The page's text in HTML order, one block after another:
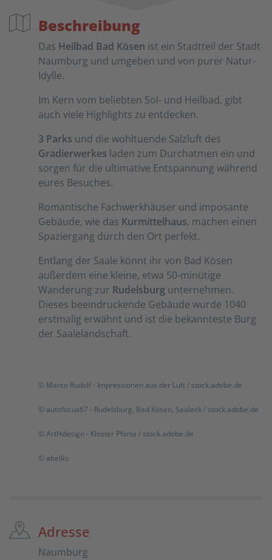
Beschreibung
Das Heilbad Bad Kösen ist ein Stadtteil der Stadt
Naumburg und umgeben und von purer Natur-
Idylle.
Im Kern vom beliebten Sol- und Heilbad, gibt
auch viele Highlights zu entdecken.
3 Parks und die wohltuende Salzluft des
Gradierwerkes laden zum Durchatmen ein und
sorgen für die ultimative Entspannung während
eures Besuches.
Romantische Fachwerkhäuser und imposante
Gebäude, wie das Kurmittelhaus, machen einen
Spaziergang durch den Ort perfekt.
Entlang der Saale könnt ihr von Bad Kösen
außerdem eine kleine, etwa 50-minütige
Wanderung zur Rudelsburg unternehmen.
Dieses beeindruckende Gebäude wurde 1040
erstmalig erwähnt und ist die bekannteste Burg
der Saalelandschaft.
© Marco Rudolf - Impressionen aus der Luft / stock.adobe.de
© autofocus67 - Rudelsburg, Bad Kösen, Saaleck / stock.adobe.de
© ArtHdesign - Kloster Pforta / stock.adobe.de
© abellio
Adresse
Naumburg